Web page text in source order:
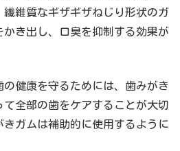
維質なギザギザねじり形状のガ
き出し、口臭を抑制する効果が
健康を守るためには、歯みがき
て全部の歯をケアすることが大切
ガムは補助的に使用するように